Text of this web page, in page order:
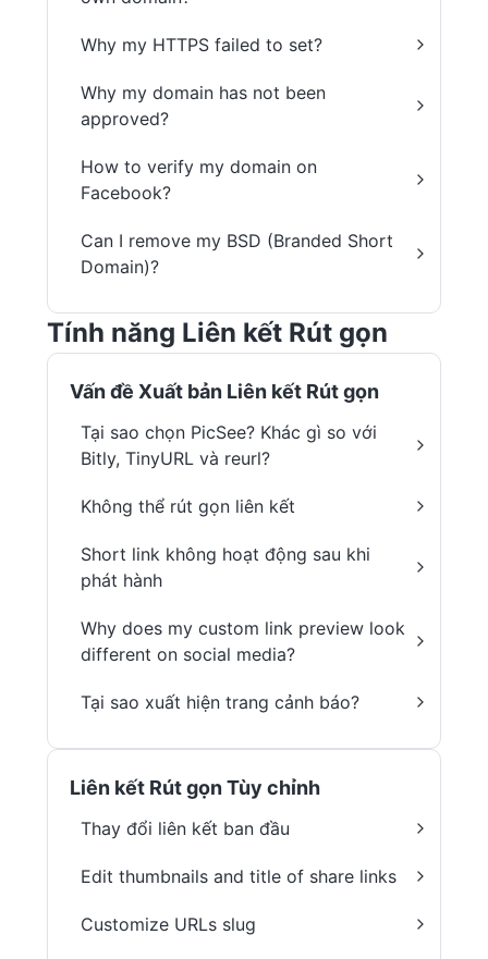
Why my HTTPS failed to set?
Why my domain has not been
approved?
How to verify my domain on
Facebook?
Can I remove my BSD (Branded Short
Domain)?
Tính năng Liên kết Rút gọn
Vấn đề Xuất bản Liên kết Rút gọn
Tại sao chọn PicSee? Khác gì so với
Bitly, TinyURL và reurl?
Không thể rút gọn liên kết
Short link không hoạt động sau khi
phát hành
Why does my custom link preview look
different on social media?
Tại sao xuất hiện trang cảnh báo?
Liên kết Rút gọn Tùy chỉnh
Thay đổi liên kết ban đầu
Edit thumbnails and title of share links
Customize URLs slug